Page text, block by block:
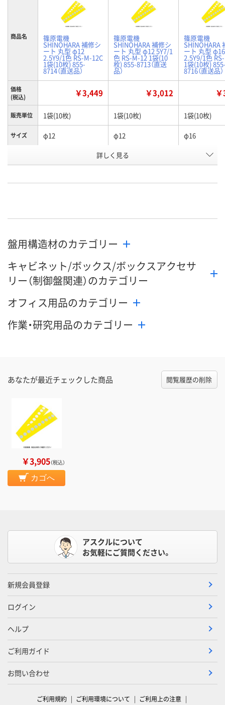
商品名 篠原電機
SHINOHARA 補修シ
ート 丸型 φ12
2.5Y9/1色 RS-M-12C
1袋(10枚) 855-
8714（直送品）
篠原電機
SHINOHARA 補修シ
ート 丸型 φ12 5Y7/1
色 RS-M-12 1袋(10
枚) 855-8713（直送
品）
篠原電機
SHINOHARA
ート 丸型 φ16
2.5Y9/1色
1袋(10枚)
8716（直送品）
価格
(税込)
￥3,449 ￥3,012
販売単位 1袋(10枚) 1袋(10枚) 1袋(10枚)
サイズ φ12 φ12 φ16
5.0Y7/1色 2.5Y9/1色
号
お届け日 8月12日（水） 8月12日（水） 8月12日（水）
数量
カゴへ
数量
カゴへ カ
詳しく見る
盤用構造材のカテゴリー
キャビネット/ボックス/ボックスアクセサ
リー（制御盤関連）のカテゴリー
オフィス用品のカテゴリー
作業・研究用品のカテゴリー
あなたが最近チェックした商品 閲覧履歴の削除
￥3,905（税込）
カゴへ
アスクルについて
お気軽にご質問ください。
新規会員登録
ログイン
ヘルプ
ご利用ガイド
お問い合わせ
ご利用規約 ご利用環境について ご利用上の注意